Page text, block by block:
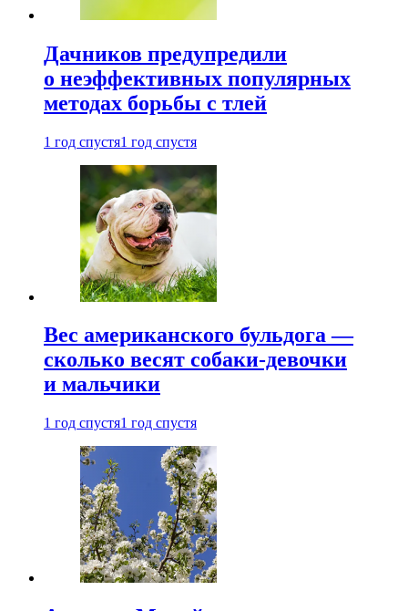
Дачников предупредили
о неэффективных популярных
методах борьбы с тлей
1 год спустя1 год спустя
Вес американского бульдога —
сколько весят собаки-девочки
и мальчики
1 год спустя1 год спустя